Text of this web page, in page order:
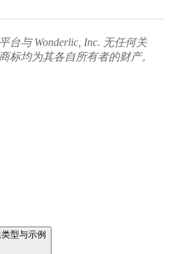
台与 Wonderlic, Inc. 无任何关
标均为其各自所有者的财产。
型与示例